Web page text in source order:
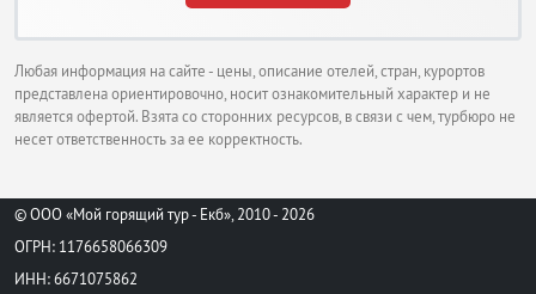
Любая информация на сайте - цены, описание отелей, стран, курортов
представлена ориентировочно, носит ознакомительный характер и не
является офертой. Взята со сторонних ресурсов, в связи с чем, турбюро не
несет ответственность за ее корректность.
© ООО «Мой горящий тур - Екб», 2010 - 2026
ОГРН: 1176658066309
ИНН: 6671075862